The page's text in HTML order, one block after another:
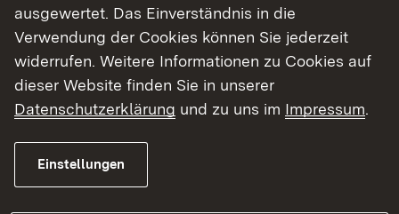
Verfahrenshandbuch zu Biogasanlagen
(pdf, 196 KB)
Themenübersicht
ausgewertet. Das Einverständnis in die
Verwendung der Cookies können Sie jederzeit
widerrufen. Weitere Informationen zu Cookies auf
dieser Website finden Sie in unserer
Datenschutzerklärung und zu uns im Impressum.
Einstellungen